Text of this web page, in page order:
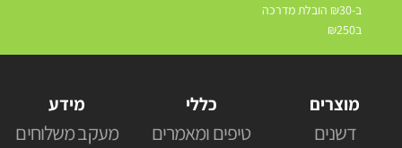
ב-₪30 הובלת מדרכה
ב₪250
מוצרים
דשנים
כללי
טיפים ומאמרים
מידע
מעקב משלוחים